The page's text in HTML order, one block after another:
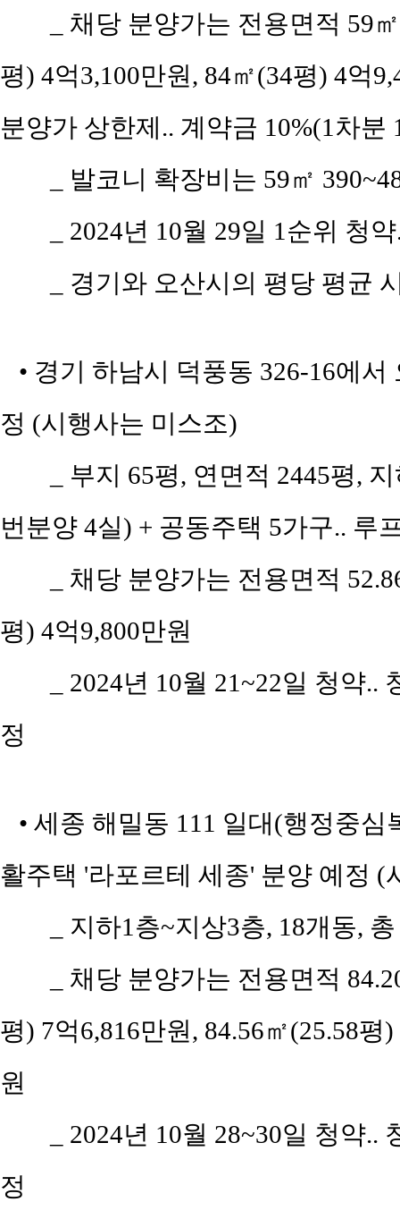
_ 채당 분양가는 전용면적 59
평) 4억3,100만원, 84㎡(34평) 4억
분양가 상한제.. 계약금 10%(1차분
_ 발코니 확장비는 59㎡
_ 2024년 10월 29일 1순위 청
_ 경기와 오산시의 평당 평균
• 경기 하남시 덕풍동 326-16에
정 (시행사는 미스조)
_ 부지 65평, 연면적 2445평,
번분양 4실) + 공동주택 5가구.. 루
_ 채당 분양가는 전용면적
평) 4억9,800만원
_ 2024년 10월 21~22일 청약
정
• 세종 해밀동 111 일대(행정중
활주택 '라포르테 세종' 분양 예정 (
_ 지하1층~지상3층, 18개동,
_ 채당 분양가는 전용면적
평) 7억6,816만원, 84.56㎡(25.58평
원
_ 2024년 10월 28~30일 청약
정